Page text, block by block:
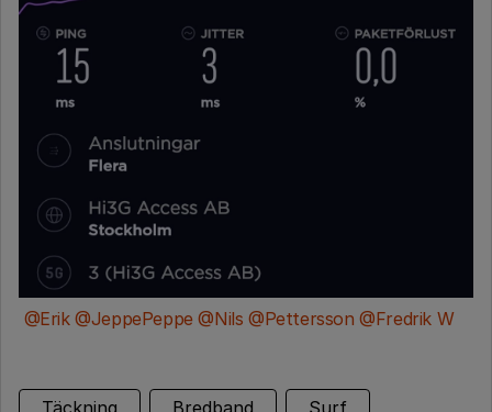
@Erik @JeppePeppe @Nils @Pettersson @Fredrik W